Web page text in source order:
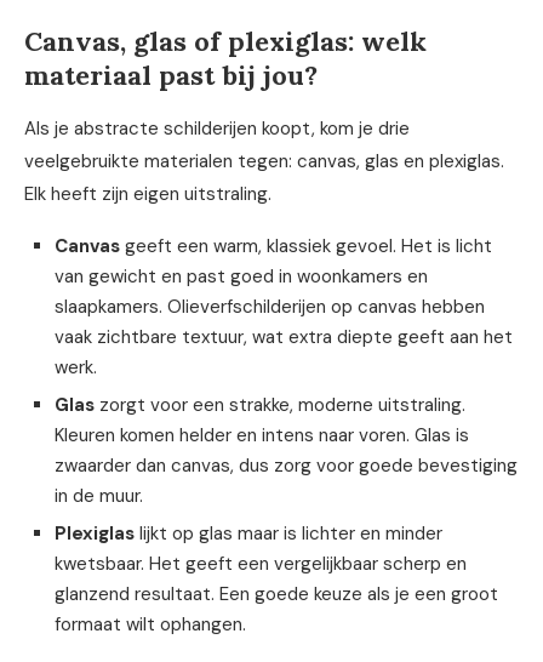
Canvas, glas of plexiglas: welk
materiaal past bij jou?
Als je abstracte schilderijen koopt, kom je drie
veelgebruikte materialen tegen: canvas, glas en plexiglas.
Elk heeft zijn eigen uitstraling.
Canvas geeft een warm, klassiek gevoel. Het is licht
van gewicht en past goed in woonkamers en
slaapkamers. Olieverfschilderijen op canvas hebben
vaak zichtbare textuur, wat extra diepte geeft aan het
werk.
Glas zorgt voor een strakke, moderne uitstraling.
Kleuren komen helder en intens naar voren. Glas is
zwaarder dan canvas, dus zorg voor goede bevestiging
in de muur.
Plexiglas lijkt op glas maar is lichter en minder
kwetsbaar. Het geeft een vergelijkbaar scherp en
glanzend resultaat. Een goede keuze als je een groot
formaat wilt ophangen.